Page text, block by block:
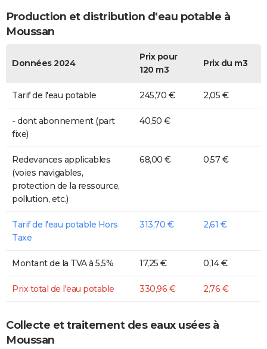
Production et distribution d'eau potable à
Moussan
Données 2024
Prix pour
120 m3
Prix du m3
Tarif de l'eau potable 245,70 € 2,05 €
- dont abonnement (part
fixe)
40,50 €
Redevances applicables
(voies navigables,
protection de la ressource,
pollution, etc.)
68,00 € 0,57 €
Tarif de l'eau potable Hors
Taxe
313,70 € 2,61 €
Montant de la TVA à 5,5% 17,25 € 0,14 €
Prix total de l'eau potable 330,96 € 2,76 €
Collecte et traitement des eaux usées à
Moussan